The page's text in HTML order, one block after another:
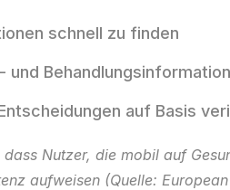
schnell zu finden
und
auf Basis
Nutzer, die mobil auf
aufweisen (Quelle: